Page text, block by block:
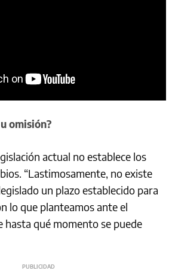
omisión?
actual no establece los
“Lastimosamente, no existe
un plazo establecido para
lo que planteamos ante el
hasta qué momento se puede